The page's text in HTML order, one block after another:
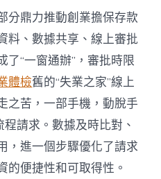
分鼎力推動創業擔保存款
料、數據共享、線上審批
“一窗通辦”，審批時限
體檢舊的“失業之家”線上
之苦，一部手機，動脫手
請求。數據及時比對、
，進一個步驟優化了請求
的便捷性和可取得性。